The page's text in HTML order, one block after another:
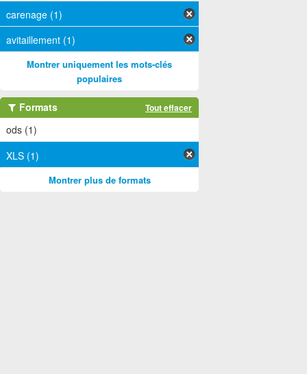
carenage (1)
avitaillement (1)
Montrer uniquement les mots-clés
populaires
Formats Tout effacer
ods (1)
XLS (1)
Montrer plus de formats